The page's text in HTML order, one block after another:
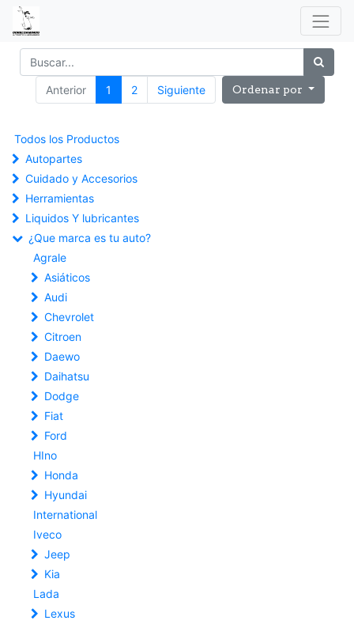
Anterior 1 2 Siguiente Ordenar por
Todos los Productos
Autopartes
Cuidado y Accesorios
Herramientas
Liquidos Y lubricantes
¿Que marca es tu auto?
Agrale
Asiáticos
Audi
Chevrolet
Citroen
Daewo
Daihatsu
Dodge
Fiat
Ford
HIno
Honda
Hyundai
International
Iveco
Jeep
Kia
Lada
Lexus